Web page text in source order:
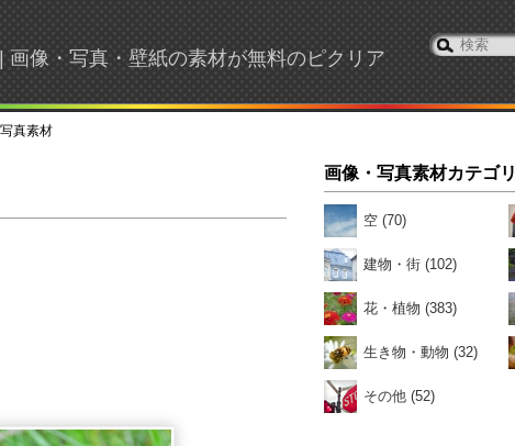
像・写真・壁紙の素材が無料のピクリア
真素材
画像・写真素材カテゴリ
空 (70)
建物・街 (102)
花・植物 (383)
生き物・動物 (32)
その他 (52)